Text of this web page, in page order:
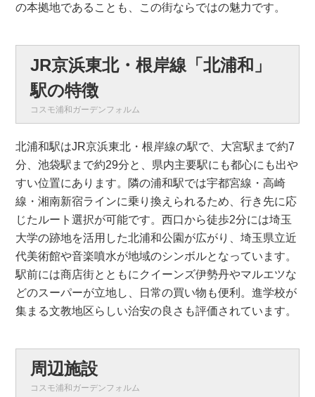
の本拠地であることも、この街ならではの魅力です。
JR京浜東北・根岸線「北浦和」
駅の特徴
コスモ浦和ガーデンフォルム
北浦和駅はJR京浜東北・根岸線の駅で、大宮駅まで約7
分、池袋駅まで約29分と、県内主要駅にも都心にも出や
すい位置にあります。隣の浦和駅では宇都宮線・高崎
線・湘南新宿ラインに乗り換えられるため、行き先に応
じたルート選択が可能です。西口から徒歩2分には埼玉
大学の跡地を活用した北浦和公園が広がり、埼玉県立近
代美術館や音楽噴水が地域のシンボルとなっています。
駅前には商店街とともにクイーンズ伊勢丹やマルエツな
どのスーパーが立地し、日常の買い物も便利。進学校が
集まる文教地区らしい治安の良さも評価されています。
周辺施設
コスモ浦和ガーデンフォルム